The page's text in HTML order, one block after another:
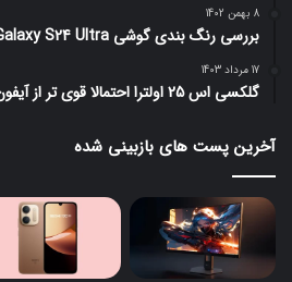
8 بهمن 1402
بررسی رنگ بندی گوشی Galaxy S24 Ultra؛ کدام رنگ را بخریم
17 مرداد 1403
گلکسی اس 25 اولترا احتمالا قوی تر از آیفون 16 پرو است
آخرین پست های بازبینی شده